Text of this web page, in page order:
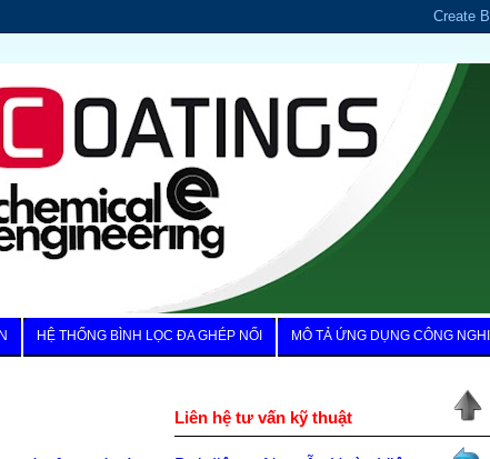
HỆ THỐNG BÌNH LỌC ĐA GHÉP NỐI MÔ TẢ ỨNG DỤNG CÔNG
Liên hệ tư vấn kỹ thuật